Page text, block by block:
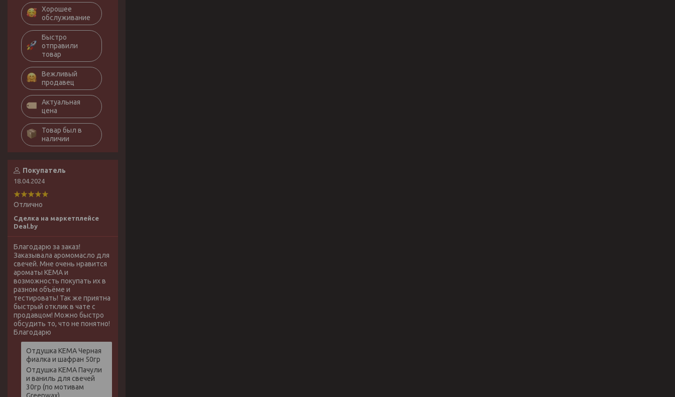
Хорошее
обслуживание
Быстро
отправили
товар
Вежливый
продавец
Актуальная
цена
Товар был в
наличии
Покупатель
18.04.2024
Отлично
Сделка на маркетплейсе
Deal.by
Благодарю за заказ!
Заказывала аромомасло для
свечей. Мне очень нравится
ароматы КЕМА и
возможность покупать их в
разном объёме и
тестировать! Так же приятна
быстрый отклик в чате с
продавцом! Можно быстро
обсудить то, что не понятно!
Благодарю
Отдушка КЕМА Черная
фиалка и шафран 50гр
Отдушка КЕМА Пачули
и ваниль для свечей
30гр (по мотивам